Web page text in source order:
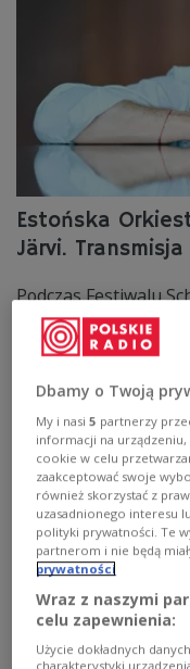
Estońska
Järvi.
Podczas Festiwalu
Orkiestra
zaprezentowała
estońską z klasyką
Kõrvitsa w
najwybitniejszych
część koncertu
Beethovena.
Zobacz więcej na
Ludwig van Beethoven
Dbamy o Twoją
My i nasi5 partnerzy
informacji na
cookie w celu
zaakceptować swoje
również skorzystać z
uzasadnionego interesu
polityki prywatności. Te
partnerom i nie będą
prywatności
Wraz z naszymi
celu zapewnienia:
Użycie dokładnych
charakterystyki